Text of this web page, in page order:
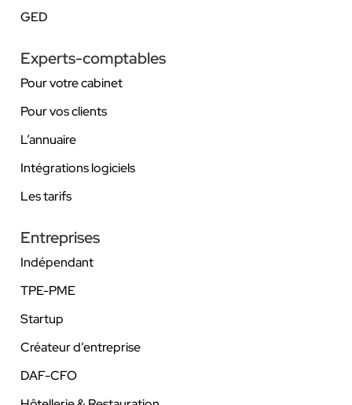
GED
Experts-comptables
Pour votre cabinet
Pour vos clients
L’annuaire
Intégrations logiciels
Les tarifs
Entreprises
Indépendant
TPE-PME
Startup
Créateur d’entreprise
DAF-CFO